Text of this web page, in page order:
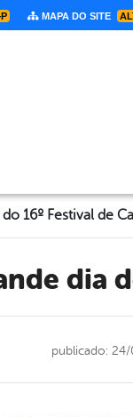
MAPA DO SITE
publicado: